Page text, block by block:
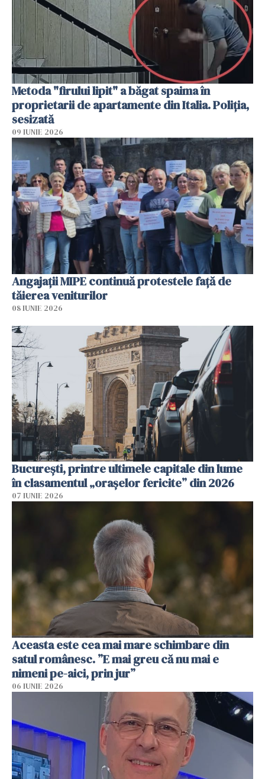
Metoda "firului lipit" a băgat spaima în
proprietarii de apartamente din Italia. Poliția,
sesizată
09 IUNIE 2026
Angajaţii MIPE continuă protestele faţă de
tăierea veniturilor
08 IUNIE 2026
București, printre ultimele capitale din lume
în clasamentul „orașelor fericite” din 2026
07 IUNIE 2026
Aceasta este cea mai mare schimbare din
satul românesc. ”E mai greu că nu mai e
nimeni pe-aici, prin jur”
06 IUNIE 2026